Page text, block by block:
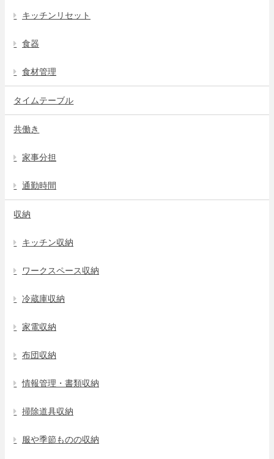
キッチンリセット
食器
食材管理
タイムテーブル
共働き
家事分担
通勤時間
収納
キッチン収納
ワークスペース収納
冷蔵庫収納
家電収納
布団収納
情報管理・書類収納
掃除道具収納
服や季節ものの収納